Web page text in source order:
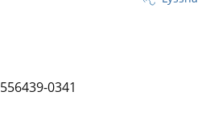
556439-0341